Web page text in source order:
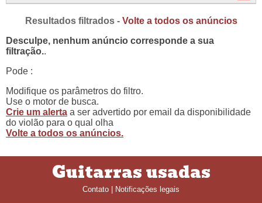
Resultados filtrados - Volte a todos os anúncios
Desculpe, nenhum anúncio corresponde a sua
filtração..
Pode :
Modifique os parâmetros do filtro.
Use o motor de busca.
Crie um alerta a ser advertido por email da disponibilidade
do violão para o qual olha
Volte a todos os anúncios.
Guitarras usadas
Contato Notificações legais